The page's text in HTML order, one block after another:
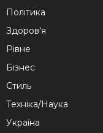
Політика
Здоров'я
Рівне
Бізнес
Стиль
Техніка/Наука
Україна